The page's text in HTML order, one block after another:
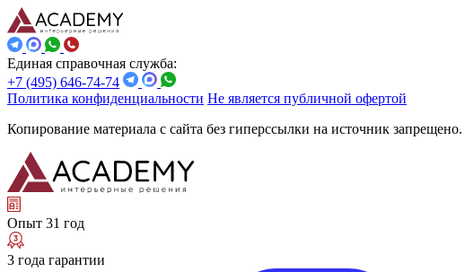
Единая справочная служба:
+7 (495) 646-74-74
Политика конфиденциальности Не является публичной офертой
Копирование материала с сайта без гиперссылки на источник запрещено.
Опыт 31 год
3 года гарантии